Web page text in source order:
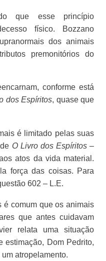
que esse princípio
físico. Bozzano
dos animais
premonitórios do
conforme está
dos Espíritos, quase que
é limitado pelas suas
O Livro dos Espíritos–
atos da vida material.
força das coisas. Para
602 – L.E.
é comum que os animais
que antes cuidavam
relata uma situação
estimação, Dom Pedrito,
atropelamento.